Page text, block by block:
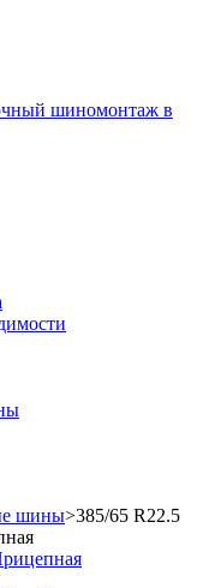
шины>385/65 R22.5